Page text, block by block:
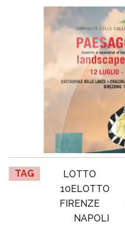
TAG LOTTO
10ELOTTO
FIRENZE
NAPOLI